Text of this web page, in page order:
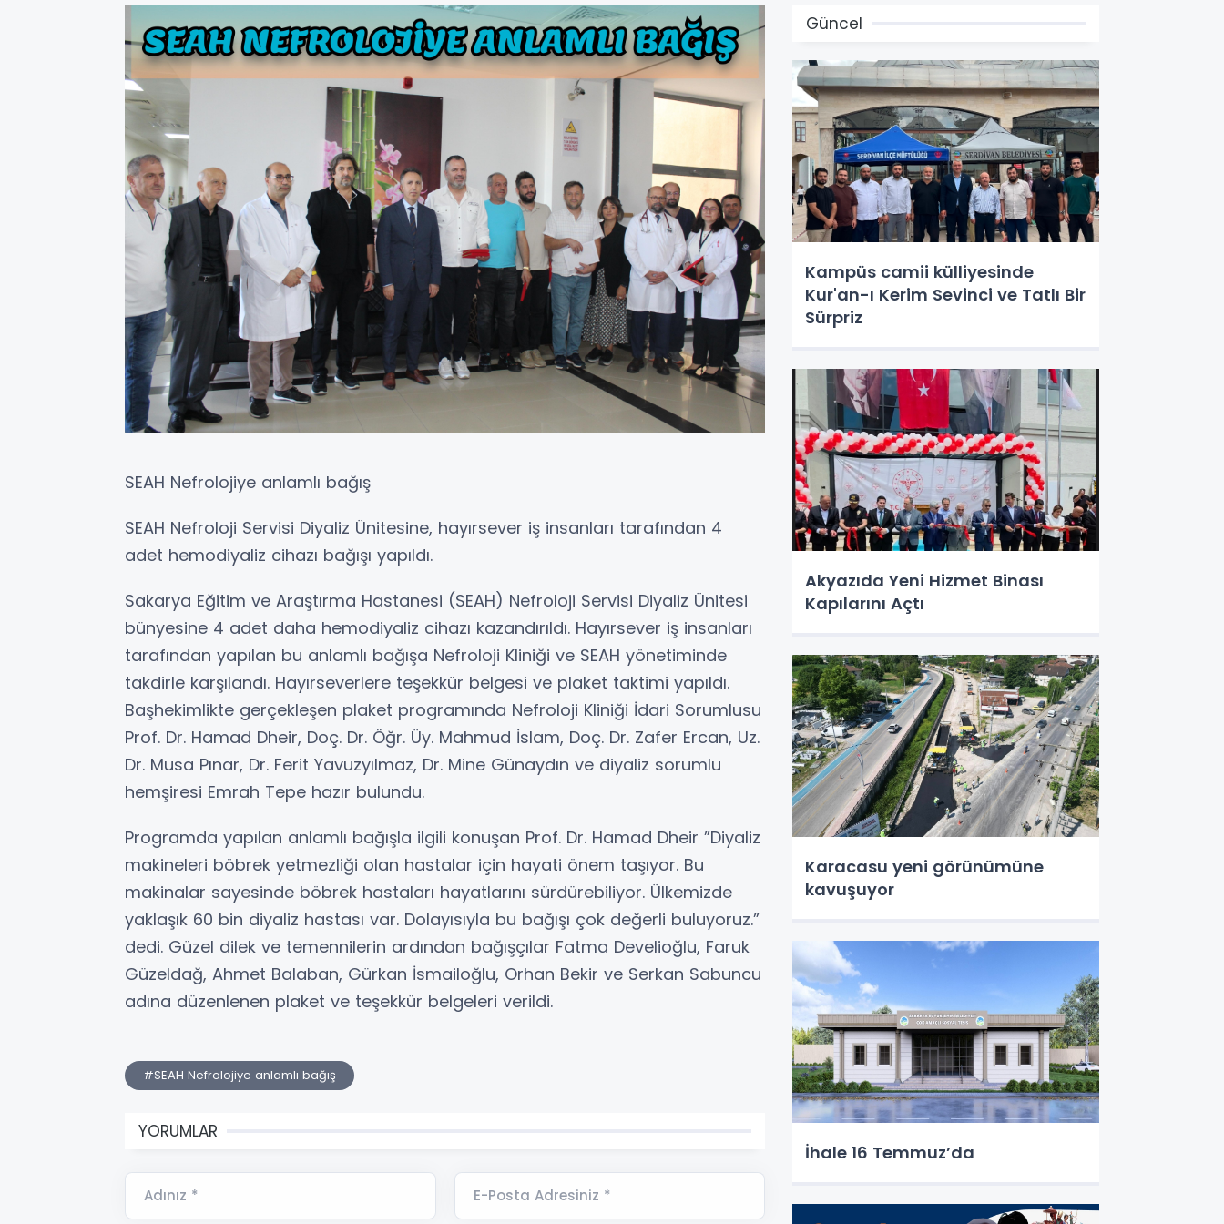
SEAH Nefrolojiye anlamlı bağış
SEAH Nefroloji Servisi Diyaliz Ünitesine, hayırsever iş insanları tarafından 4
adet hemodiyaliz cihazı bağışı yapıldı.
Sakarya Eğitim ve Araştırma Hastanesi (SEAH) Nefroloji Servisi Diyaliz Ünitesi
bünyesine 4 adet daha hemodiyaliz cihazı kazandırıldı. Hayırsever iş insanları
tarafından yapılan bu anlamlı bağışa Nefroloji Kliniği ve SEAH yönetiminde
takdirle karşılandı. Hayırseverlere teşekkür belgesi ve plaket taktimi yapıldı.
Başhekimlikte gerçekleşen plaket programında Nefroloji Kliniği İdari Sorumlusu
Prof. Dr. Hamad Dheir, Doç. Dr. Öğr. Üy. Mahmud İslam, Doç. Dr. Zafer Ercan, Uz.
Dr. Musa Pınar, Dr. Ferit Yavuzyılmaz, Dr. Mine Günaydın ve diyaliz sorumlu
hemşiresi Emrah Tepe hazır bulundu.
Programda yapılan anlamlı bağışla ilgili konuşan Prof. Dr. Hamad Dheir ”Diyaliz
makineleri böbrek yetmezliği olan hastalar için hayati önem taşıyor. Bu
makinalar sayesinde böbrek hastaları hayatlarını sürdürebiliyor. Ülkemizde
yaklaşık 60 bin diyaliz hastası var. Dolayısıyla bu bağışı çok değerli buluyoruz.”
dedi. Güzel dilek ve temennilerin ardından bağışçılar Fatma Develioğlu, Faruk
Güzeldağ, Ahmet Balaban, Gürkan İsmailoğlu, Orhan Bekir ve Serkan Sabuncu
adına düzenlenen plaket ve teşekkür belgeleri verildi.
#SEAH Nefrolojiye anlamlı bağış
YORUMLAR
Adınız * E-Posta Adresiniz *
Güncel
Kampüs camii külliyesinde
Kur'an-ı Kerim Sevinci ve Tatlı Bir
Sürpriz
Akyazıda Yeni Hizmet Binası
Kapılarını Açtı
Karacasu yeni görünümüne
kavuşuyor
İhale 16 Temmuz’da